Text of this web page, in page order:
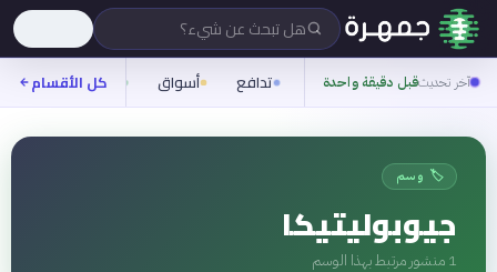
هل تبحث عن شيء؟
آخر تحديثقبل دقيقة واحدة تدافع أسواق ناس روح
كل الأقسام
🏷️ وسم
جيوبوليتيكا
1 منشور مرتبط بهذا الوسم